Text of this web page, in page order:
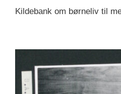
Kildebank om børneliv til